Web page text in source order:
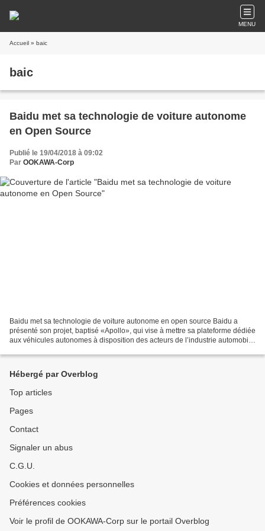
MENU
Accueil » baic
baic
Baidu met sa technologie de voiture autonome
en Open Source
Publié le 19/04/2018 à 09:02
Par OOKAWA-Corp
Baidu met sa technologie de voiture autonome en open source Baidu a
présenté son projet, baptisé «Apollo», qui vise à mettre sa plateforme dédiée
aux véhicules autonomes à disposition des acteurs de l’industrie automobile
Hébergé par Overblog
Top articles
Pages
Contact
Signaler un abus
C.G.U.
Cookies et données personnelles
Préférences cookies
Voir le profil de OOKAWA-Corp sur le portail Overblog